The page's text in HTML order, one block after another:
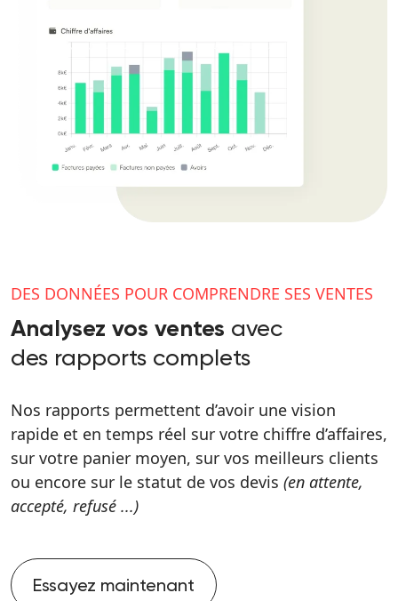
DES DONNÉES POUR COMPRENDRE SES VENTES
Analysez vos ventes avec
des rapports complets
Nos rapports permettent d’avoir une vision
rapide et en temps réel sur votre chiffre d’affaires,
sur votre panier moyen, sur vos meilleurs clients
ou encore sur le statut de vos devis (en attente,
accepté, refusé ...)
Essayez maintenant